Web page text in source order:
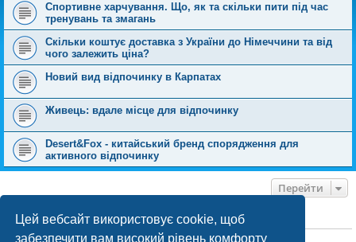
Цей вебсайт використовує cookie, щоб
забезпечити вам високий рівень комфорту
Спортивне харчування. Що, як та скільки пити під час
тренувань та змагань
Скільки коштує доставка з України до Німеччини та від
чого залежить ціна?
Новий вид відпочинку в Карпатах
Живець: вдале місце для відпочинку
Desert&Fox - китайський бренд спорядження для
активного відпочинку
Перейти
ХТО ЗАРАЗ ОНЛАЙН
Зараз переглядають цей форум:ClaudeBot [бот ШІ]і 1 гість